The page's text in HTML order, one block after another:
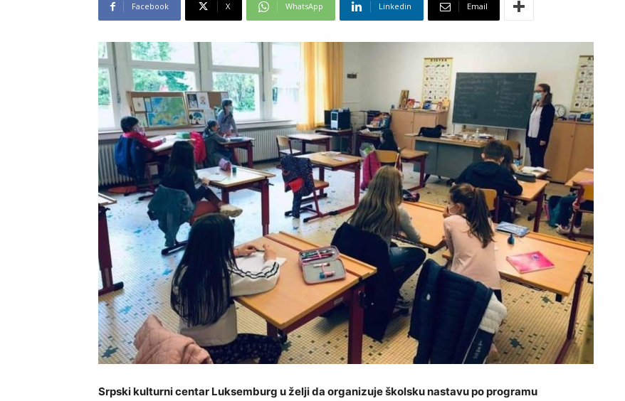
Facebook X WhatsApp Linkedin Email
Srpski kulturni centar Luksemburg u želji da organizuje školsku nastavu po programu